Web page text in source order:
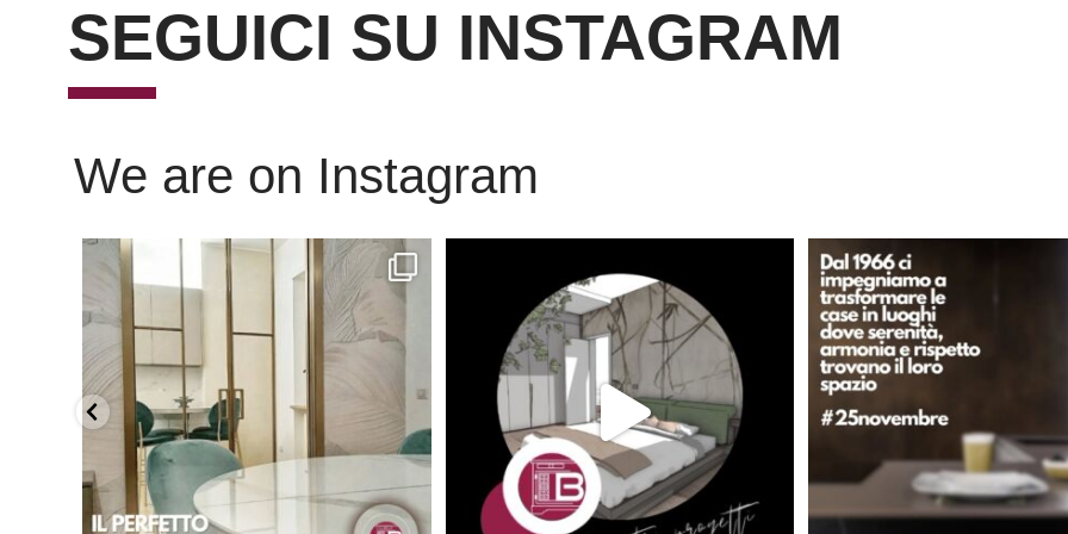
SEGUICI SU INSTAGRAM
We are on Instagram
Scopri l’eleganza senza tempo delle porte...
Niente di meglio di
Dal 1966 crediamo che ogni casa